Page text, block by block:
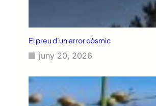
El preu d’un error còsmic
juny 20, 2026